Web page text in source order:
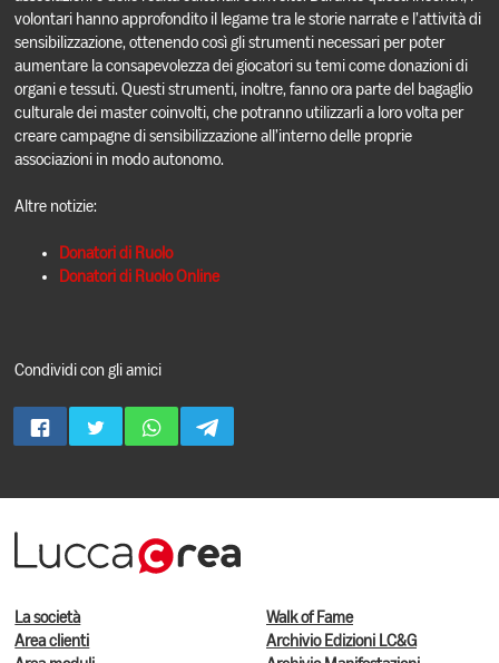
volontari hanno approfondito il legame tra le storie narrate e l’attività di
sensibilizzazione, ottenendo così gli strumenti necessari per poter
aumentare la consapevolezza dei giocatori su temi come donazioni di
organi e tessuti. Questi strumenti, inoltre, fanno ora parte del bagaglio
culturale dei master coinvolti, che potranno utilizzarli a loro volta per
creare campagne di sensibilizzazione all’interno delle proprie
associazioni in modo autonomo.
Altre notizie:
Donatori di Ruolo
Donatori di Ruolo Online
Condividi con gli amici
La società
Area clienti
Walk of Fame
Archivio Edizioni LC&G